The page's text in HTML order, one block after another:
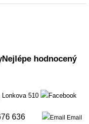
Nejlépe hodnocený
Lonkova 510
636 Email